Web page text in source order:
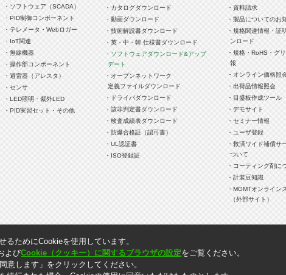
ためにCookieを使用しています。
よびCookie（クッキー）に関するブラウザの設定をご覧ください。
意します」をクリックしてください。
・ソフトウェア（SCADA）
・PID制御コンポーネント
・テレメータ・Webロガー
・IoT関連
・無線機器
・操作部コンポーネント
・避雷器（アレスタ）
・センサ
・LED照明・紫外LED
・PID実習セット・その他
・カタログダウンロード
・動画ダウンロード
・技術解説書ダウンロード
・英・中・韓 仕様書ダウンロード
・ソフトウェアダウンロード&アップ
デート
・オープンネットワーク
定義ファイルダウンロード
・ドライバダウンロード
・該非判定書ダウンロード
・検査成績表ダウンロード
・防爆合格証（認可書）
・UL認証書
・ISO登録証
・資料請求
・製品についてのお
・規格関連情報・証
ンロード
・規格・RoHS・グ
報
・オンライン価格照
・出荷品情報照会
・目盛板作成ツール
・デモサイト
・セミナー情報
・ユーザ登録
・救済ワイド補償サ
ついて
・コーティング剤に
・計装豆知識
・MGMTオンライン
（外部サイト）
格には消費税は含まれておりません。ご注文の際には消費税を別途頂戴いたします。